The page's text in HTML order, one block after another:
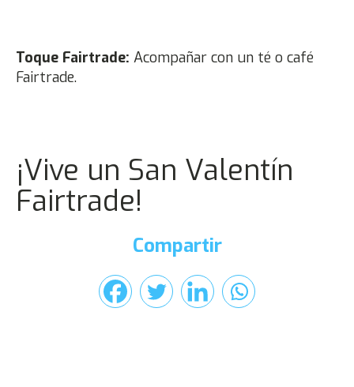
Toque Fairtrade: Acompañar con un té o café
Fairtrade.
¡Vive un San Valentín
Fairtrade!
Compartir